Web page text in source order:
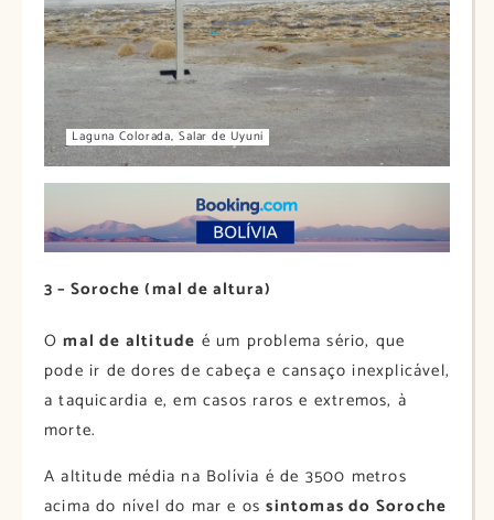
Laguna Colorada, Salar de Uyuni
3 – Soroche (mal de altura)
Omal de altitude é um problema sério, que
pode ir de dores de cabeça e cansaço inexplicável,
a taquicardia e, em casos raros e extremos, à
morte.
A altitude média na Bolívia é de 3500 metros
acima do nível do mar e ossintomas do Soroche